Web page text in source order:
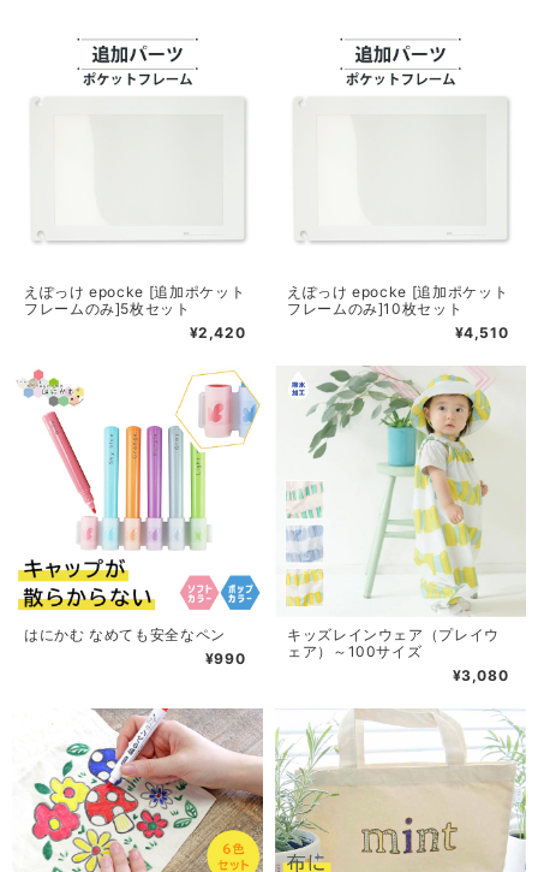
えぽっけ epocke [追加ポケット
フレームのみ]5枚セット
¥2,420
えぽっけ epocke [追加ポケット
フレームのみ]10枚セット
¥4,510
はにかむ なめても安全なペン
¥990
キッズレインウェア（プレイウ
ェア）～100サイズ
¥3,080